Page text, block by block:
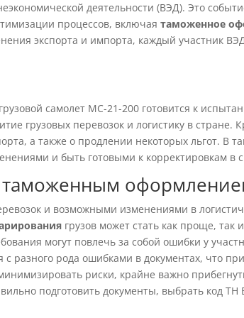
деятельности (ВЭД). Это
процессов, включаятаможенное
экспорта и импорта, каждый участник
самолет МС-21-200 готовится к
грузовых перевозок и логистику в стране.
а также о продлении некоторых льгот. В
и быть готовыми к корректировкам в
таможенным
и возможными изменениями в
грузов может стать как проще,
могут повлечь за собой ошибки у
разного рода ошибками в документах, что
риски, крайне важно
подготовить документы, выбрать код ТН